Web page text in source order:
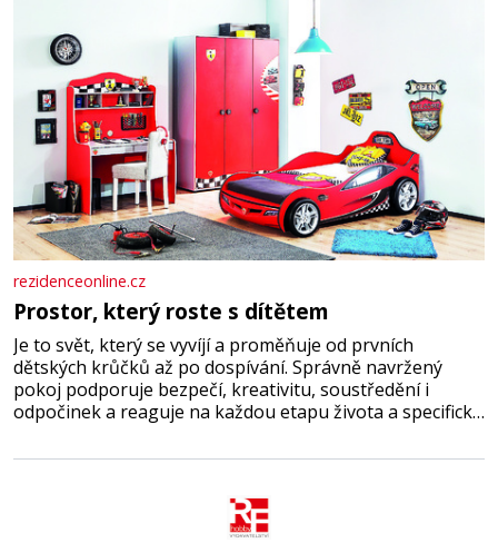
rezidenceonline.cz
Prostor, který roste s dítětem
Je to svět, který se vyvíjí a proměňuje od prvních
dětských krůčků až po dospívání. Správně navržený
pokoj podporuje bezpečí, kreativitu, soustředění i
odpočinek a reaguje na každou etapu života a specifické
měkkost a bezpečí, proto by pokoj miminka měl působit